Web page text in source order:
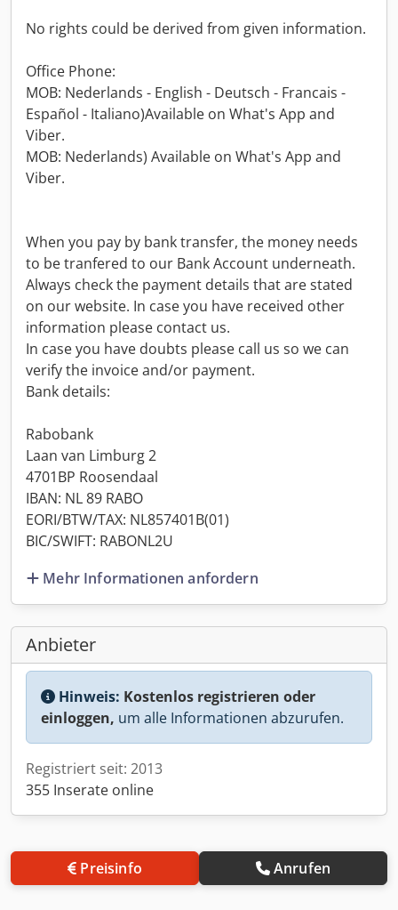
No rights could be derived from given information.
Office Phone:
MOB: Nederlands - English - Deutsch - Francais -
Español - Italiano)Available on What's App and
Viber.
MOB: Nederlands) Available on What's App and
Viber.
When you pay by bank transfer, the money needs
to be tranfered to our Bank Account underneath.
Always check the payment details that are stated
on our website. In case you have received other
information please contact us.
In case you have doubts please call us so we can
verify the invoice and/or payment.
Bank details:
Rabobank
Laan van Limburg 2
4701BP Roosendaal
IBAN: NL 89 RABO
EORI/BTW/TAX: NL857401B(01)
BIC/SWIFT: RABONL2U
Mehr Informationen anfordern
Anbieter
Hinweis: Kostenlos registrieren oder
einloggen, um alle Informationen abzurufen.
Registriert seit: 2013
355 Inserate online
Preisinfo Anrufen